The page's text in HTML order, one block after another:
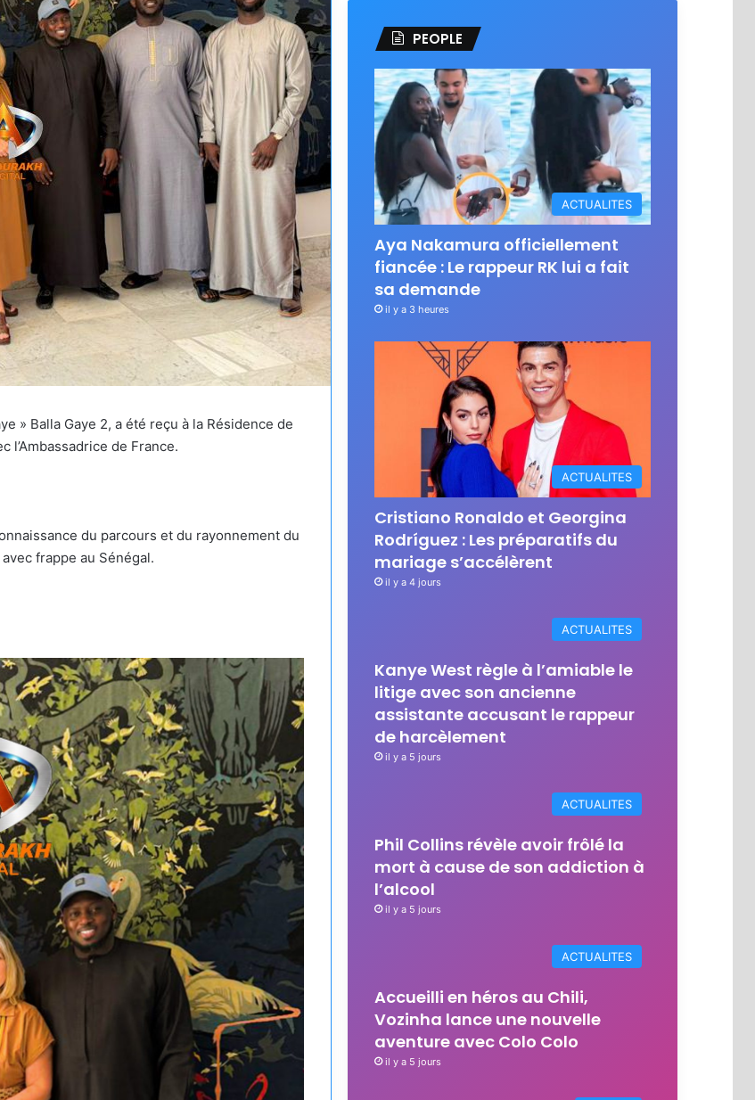
» Balla Gaye 2, a été reçu à la Résidence de
l’Ambassadrice de France.
du parcours et du rayonnement du
frappe au Sénégal.
PEOPLE
ACTUALITES
Aya Nakamura officiellement
fiancée : Le rappeur RK lui a fait
sa demande
il y a 3 heures
ACTUALITES
Cristiano Ronaldo et Georgina
Rodríguez : Les préparatifs du
mariage s’accélèrent
il y a 4 jours
ACTUALITES
Kanye West règle à l’amiable le
litige avec son ancienne
assistante accusant le rappeur
de harcèlement
il y a 5 jours
ACTUALITES
Phil Collins révèle avoir frôlé la
mort à cause de son addiction à
l’alcool
il y a 5 jours
ACTUALITES
Accueilli en héros au Chili,
Vozinha lance une nouvelle
aventure avec Colo Colo
il y a 5 jours